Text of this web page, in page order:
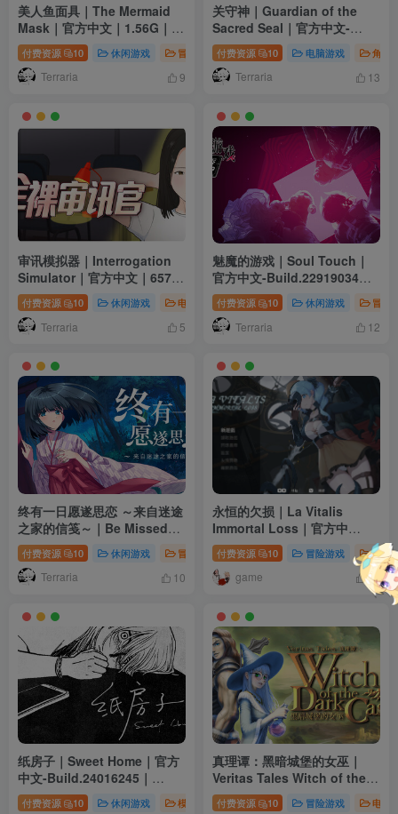
美人鱼面具｜The Mermaid
Mask｜官方中文｜1.56G｜免
安装
付费资源 10 休闲游戏 冒险游戏 电脑游戏
Terraria 9
关守神｜Guardian of the
Sacred Seal｜官方中文-
Build.23692810｜1.63G｜免
安装
付费资源 10 电脑游戏 角色
Terraria 13
审讯模拟器｜Interrogation
Simulator｜官方中文｜657M
｜免安装
付费资源 10 休闲游戏 电脑游戏 角色扮演
Terraria 5
魅魔的游戏｜Soul Touch｜
官方中文-Build.22919034｜
56.2G｜免安装
付费资源 10 休闲游戏 冒险
Terraria 12
终有一日愿遂思恋 ～来自迷途
之家的信笺～｜Be Missed
and Remembered The
Letter from Mayoiga｜官方
中文｜5.94G｜免安装
付费资源 10 休闲游戏 冒险游戏 电脑游戏
Terraria 10
永恒的欠损｜La Vitalis
Immortal Loss｜官方中
文-0.50.1｜3.80G｜免安装
付费资源 10 冒险游戏 动作
game 15
纸房子｜Sweet Home｜官方
中文-Build.24016245｜
4.34G｜免安装
付费资源 10 休闲游戏 模拟游戏 电脑游戏
真理谭：黑暗城堡的女巫｜
Veritas Tales Witch of the
Dark Castle｜官方中文｜
付费资源 10 冒险游戏 电脑